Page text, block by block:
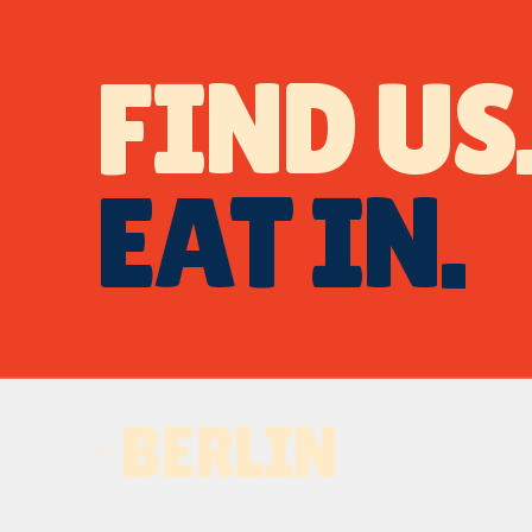
FIND
EAT IN.
01 BERLIN